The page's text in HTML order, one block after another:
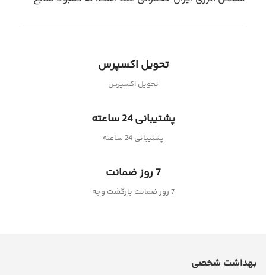
تحویل اکسپرس
تحویل اکسپرس
پشتیبانی 24 ساعته
پشتیبانی 24 ساعته
7 روز ضمانت
7 روز ضمانت بازگشت وجه
بهداشت شخصی